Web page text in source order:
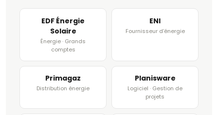
EDF Énergie
Solaire
Énergie · Grands
comptes
ENI
Fournisseur d’énergie
Primagaz
Distribution énergie
Planisware
Logiciel · Gestion de
projets